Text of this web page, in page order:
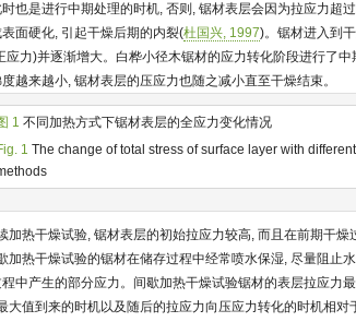
也是进行中期处理的时机, 否则, 锯材表层会因为拉应力超
面硬化, 引起干燥后期的内裂(杜国兴, 1997)。锯材进入到
力)并逐渐增大。白桦小径木锯材的应力转化阶段进行了中
越来越小, 锯材表层的压应力也随之减小直至干燥结束。
1 不同加热方式下锯材表层的全应力变化情况
1 The change of total stress of surface layer with
热干燥试验, 锯材表层的初始拉应力较高, 而且在前期干燥
热干燥试验的锯材在储存过程中经常喷水保湿, 尽量阻止
中产生的部分应力。间歇加热干燥试验锯材的表层拉应力
值到来的时机以及随后的拉应力向压应力转化的时机相对